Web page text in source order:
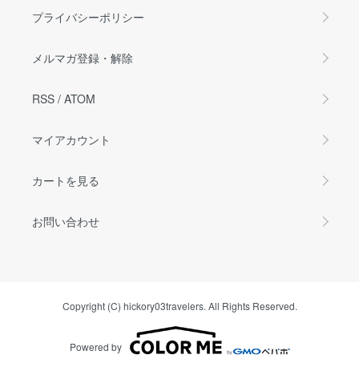
プライバシーポリシー
メルマガ登録・解除
RSS / ATOM
マイアカウント
カートを見る
お問い合わせ
Copyright (C) hickory03travelers. All Rights Reserved.
Powered by